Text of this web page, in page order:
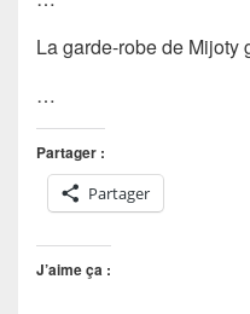
La garde-robe de Mijoty
…
Partager :
Partager
J’aime ça :